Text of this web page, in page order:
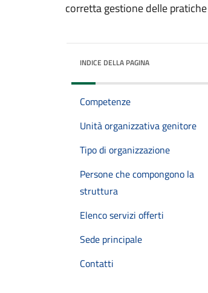
corretta gestione delle
INDICE DELLA PAGINA
Competenze
Unità organizzativa genitore
Tipo di organizzazione
Persone che compongono la
struttura
Elenco servizi offerti
Sede principale
Contatti